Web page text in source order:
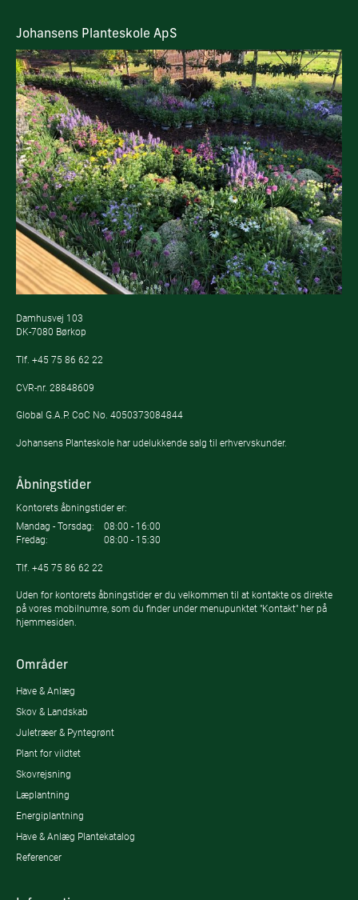
Johansens Planteskole ApS
Damhusvej 103
DK-7080 Børkop
Tlf. +45 75 86 62 22
CVR-nr. 28848609
Global G.A.P. CoC No. 4050373084844
Johansens Planteskole har udelukkende salg til erhvervskunder.
Åbningstider
Kontorets åbningstider er:
Mandag - Torsdag:
08:00 - 16:00
Fredag:
08:00 - 15:30
Tlf. +45 75 86 62 22
Uden for kontorets åbningstider er du velkommen til at kontakte os direkte
på vores mobilnumre, som du finder under menupunktet "Kontakt" her på
hjemmesiden.
Områder
Have & Anlæg
Skov & Landskab
Juletræer & Pyntegrønt
Plant for vildtet
Skovrejsning
Læplantning
Energiplantning
Have & Anlæg Plantekatalog
Referencer